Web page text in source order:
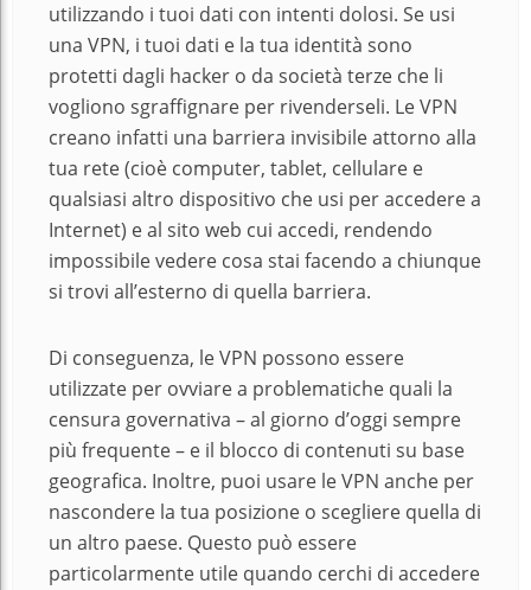
utilizzando i tuoi dati con intenti dolosi. Se usi
una VPN, i tuoi dati e la tua identità sono
protetti dagli hacker o da società terze che li
vogliono sgraffignare per rivenderseli. Le VPN
creano infatti una barriera invisibile attorno alla
tua rete (cioè computer, tablet, cellulare e
qualsiasi altro dispositivo che usi per accedere a
Internet) e al sito web cui accedi, rendendo
impossibile vedere cosa stai facendo a chiunque
si trovi all’esterno di quella barriera.
Di conseguenza, le VPN possono essere
utilizzate per ovviare a problematiche quali la
censura governativa – al giorno d’oggi sempre
più frequente – e il blocco di contenuti su base
geografica. Inoltre, puoi usare le VPN anche per
nascondere la tua posizione o scegliere quella di
un altro paese. Questo può essere
particolarmente utile quando cerchi di accedere